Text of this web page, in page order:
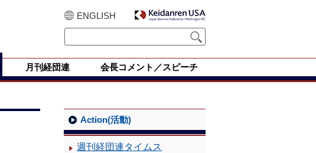
ENGLISH
月刊経団連 会長コメント／スピーチ
Action(活動)
週刊経団連タイムス